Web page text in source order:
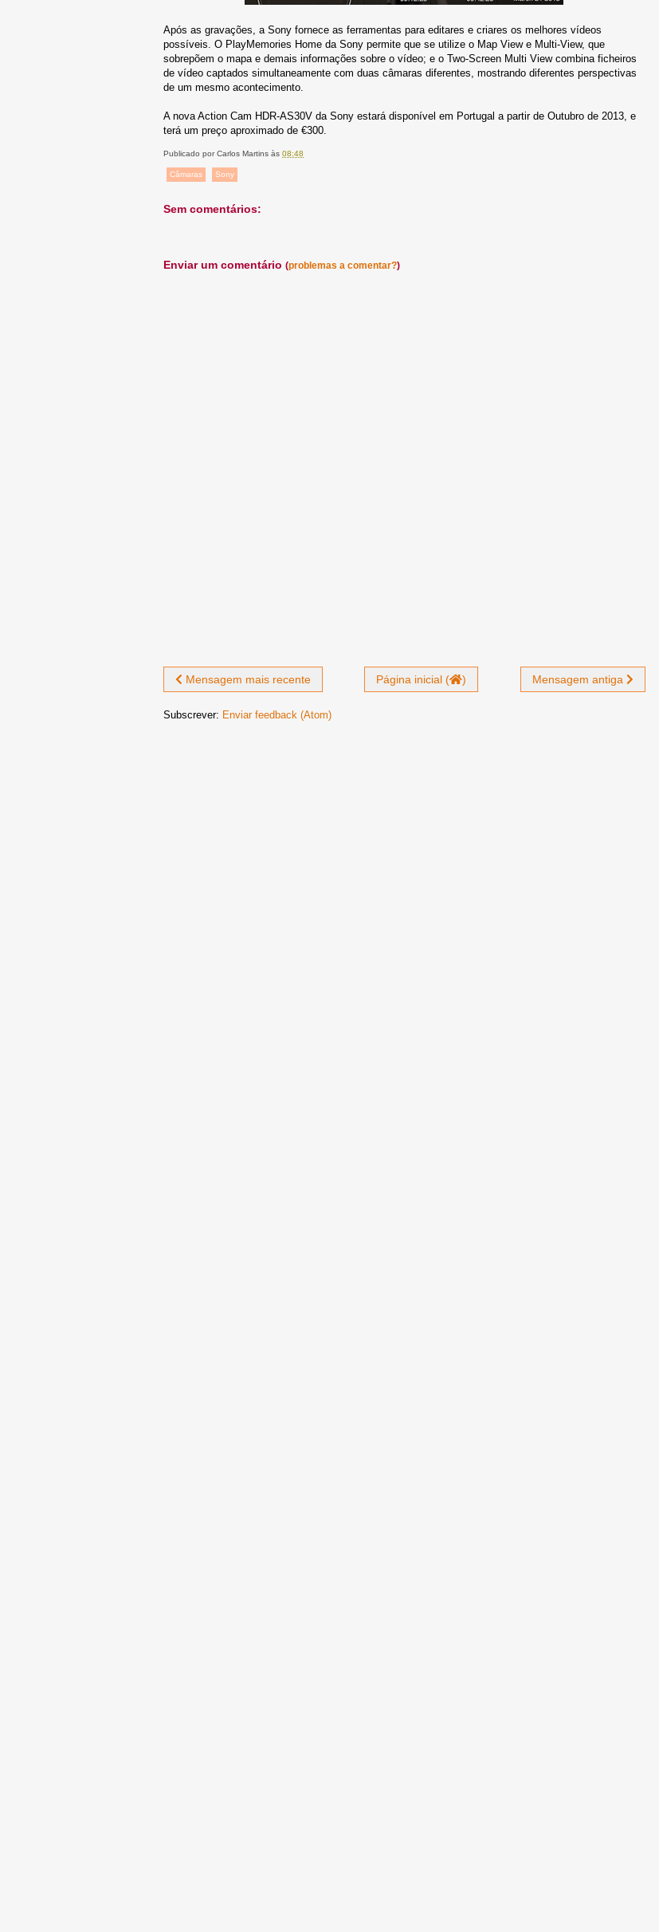
Após as gravações, a Sony fornece as ferramentas para editares e criares os melhores vídeos
possíveis. O PlayMemories Home da Sony permite que se utilize o Map View e Multi-View, que
sobrepõem o mapa e demais informações sobre o vídeo; e o Two-Screen Multi View combina ficheiros
de vídeo captados simultaneamente com duas câmaras diferentes, mostrando diferentes perspectivas
de um mesmo acontecimento.
A nova Action Cam HDR-AS30V da Sony estará disponível em Portugal a partir de Outubro de 2013, e
terá um preço aproximado de €300.
Publicado porCarlos Martins às 08:48
Câmaras Sony
Sem comentários:
Enviar um comentário (problemas a comentar?)
Mensagem mais recente Mensagem antiga
Página inicial ( )
Subscrever: Enviar feedback (Atom)